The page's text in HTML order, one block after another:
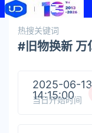
热搜关键词
#旧物换新 万
2025-06-13
14:15:00
当日开始时间